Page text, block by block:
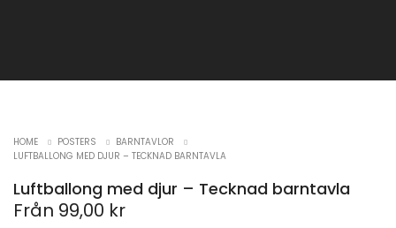
HOME POSTERS
BARNTAVLOR
LUFTBALLONG MED DJUR – TECKNAD BARNTAVLA
Luftballong med djur – Tecknad barntavla
Från 99,00 kr